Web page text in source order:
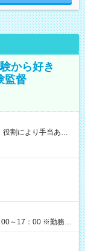
から好き
監督
）オプションあ
で給与の一部を受け
時間） 時給1,300円
割により時給＋100
憩なし） 時給1,300
通費 【試用期
00～17：00 ※勤務時